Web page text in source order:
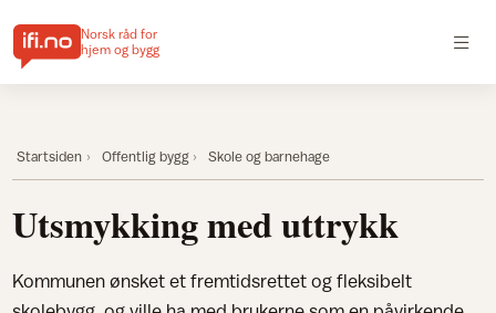
Norsk råd for
hjem og bygg
Startsiden Offentlig bygg Skole og barnehage
Utsmykking med uttrykk
Kommunen ønsket et fremtidsrettet og fleksibelt